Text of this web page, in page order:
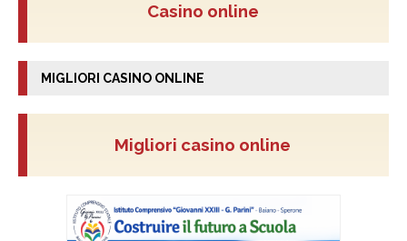
Casino online
MIGLIORI CASINO ONLINE
Migliori casino online